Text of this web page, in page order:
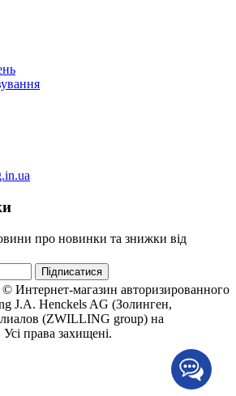
про новинки та знижки від
© Интернет-магазин авторизированного
J.A. Henckels AG (Золинген,
(ZWILLING group) на
права захищені.